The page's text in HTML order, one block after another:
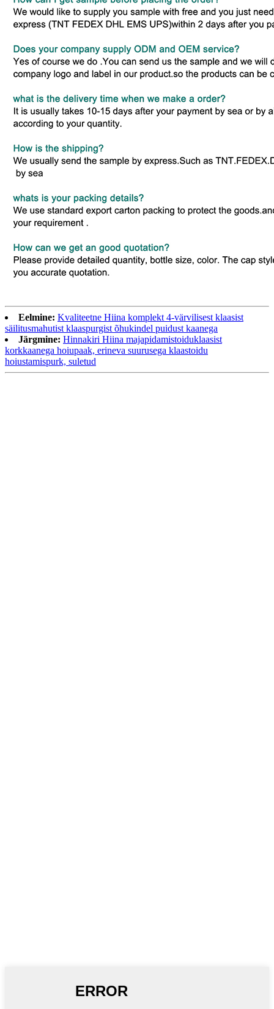
Eelmine: Kvaliteetne Hiina komplekt 4-värvilisest klaasist
säilitusmahutist klaaspurgist õhukindel puidust kaanega
Järgmine: Hinnakiri Hiina majapidamistoiduklaasist
korkkaanega hoiupaak, erineva suurusega klaastoidu
hoiustamispurk, suletud